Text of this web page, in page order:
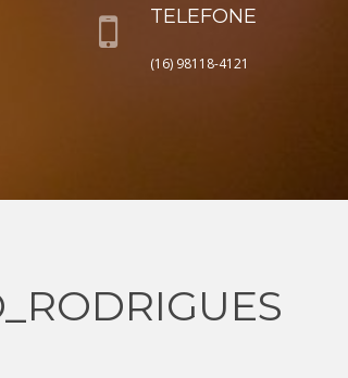
TELEFONE
(16) 98118-4121